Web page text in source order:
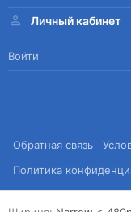
Личный кабинет
Войти
Обратная связь
Политика